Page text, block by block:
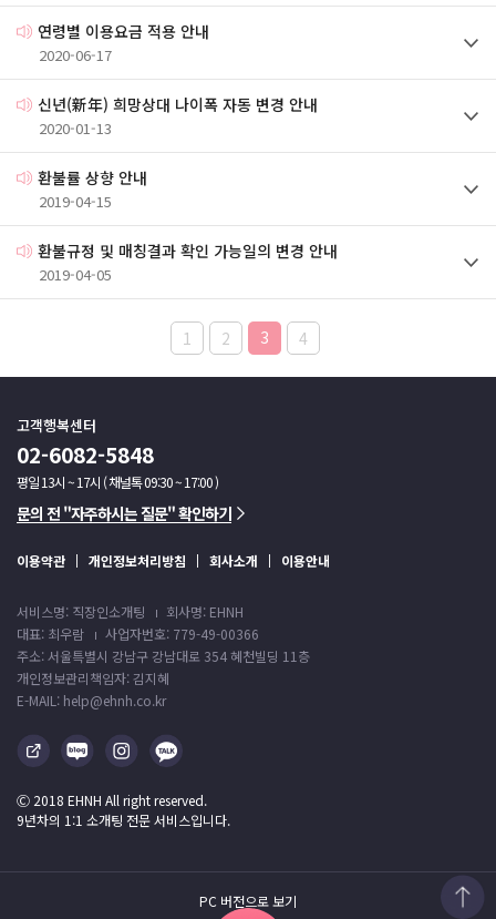
연령별 이용요금 적용 안내
2020-06-17
신년(新年) 희망상대 나이폭 자동 변경 안내
2020-01-13
환불률 상향 안내
2019-04-15
환불규정 및 매칭결과 확인 가능일의 변경 안내
2019-04-05
1 2 3 4
고객행복센터
02-6082-5848
평일 13시 ~ 17시 ( 채널톡 09:30 ~ 17:00 )
문의 전 "자주하시는 질문" 확인하기
이용약관 개인정보처리방침 회사소개 이용안내
서비스명: 직장인소개팅
회사명: EHNH
대표: 최우람
사업자번호: 779-49-00366
주소: 서울특별시 강남구 강남대로 354 혜천빌딩 11층
개인정보관리책임자: 김지혜
E-MAIL: help@ehnh.co.kr
Ⓒ 2018 EHNH All right reserved.
9년차의 1:1 소개팅 전문 서비스입니다.
PC 버전으로 보기